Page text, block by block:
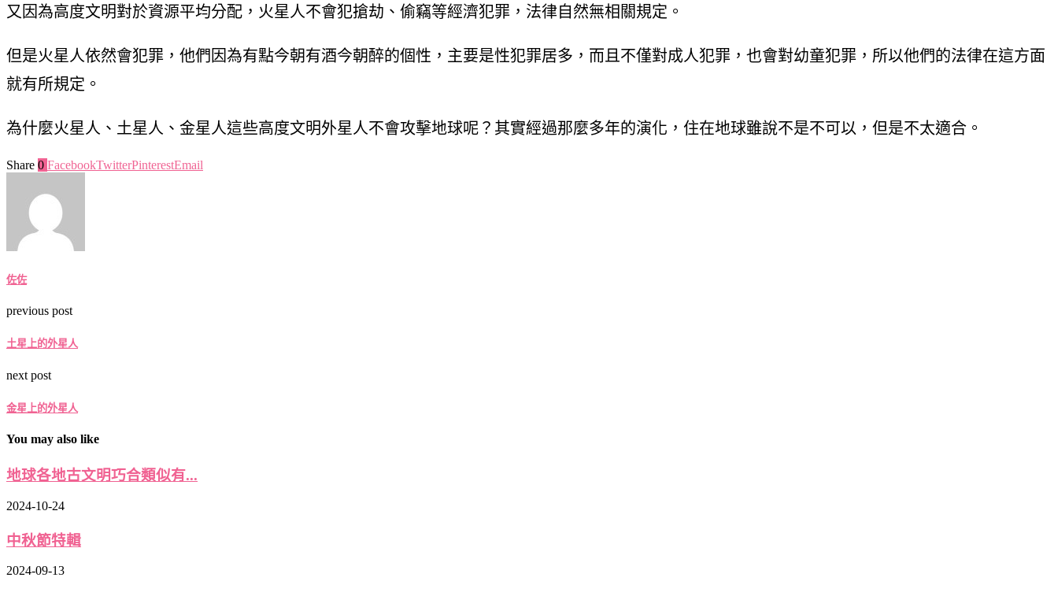
又因為高度文明對於資源平均分配，火星人不會犯搶劫、偷竊等經濟犯罪，法律自然無相關規定。
但是火星人依然會犯罪，他們因為有點今朝有酒今朝醉的個性，主要是性犯罪居多，而且不僅對成人犯罪，也會對幼童犯罪，所以他們的法律在這方面
就有所規定。
為什麼火星人、土星人、金星人這些高度文明外星人不會攻擊地球呢？其實經過那麼多年的演化，住在地球雖說不是不可以，但是不太適合。
Share 0 FacebookTwitterPinterestEmail
佐佐
previous post
土星上的外星人
next post
金星上的外星人
You may also like
地球各地古文明巧合類似有...
2024-10-24
中秋節特輯
2024-09-13